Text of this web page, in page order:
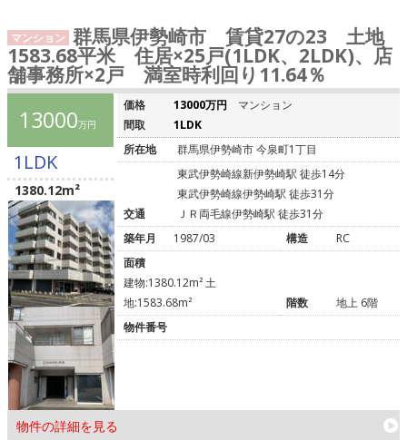
マンション 群馬県伊勢崎市 賃貸27の23 土地
1583.68平米 住居×25戸(1LDK、2LDK)、店
舗事務所×2戸 満室時利回り11.64％
13000万円
1LDK
1380.12m²
物件の詳細を見る
価格 13000万円
マンション
間取
1LDK
所在地
群馬県伊勢崎市 今泉町1丁目
交通
東武伊勢崎線新伊勢崎駅 徒歩14分
東武伊勢崎線伊勢崎駅 徒歩31分
ＪＲ両毛線伊勢崎駅 徒歩31分
築年月
1987/03 構造
RC
面積
建物:1380.12m² 土
地:1583.68m²
階数
地上 6階
物件番号